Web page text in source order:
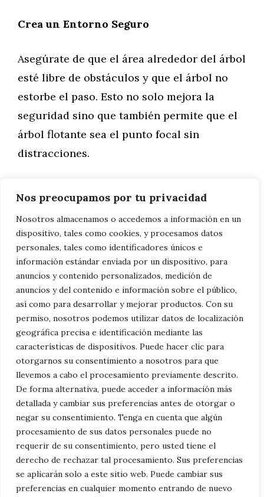
Nos preocupamos por tu privacidad
Nosotros almacenamos o accedemos a información en un
dispositivo, tales como cookies, y procesamos datos
personales, tales como identificadores únicos e
información estándar enviada por un dispositivo, para
anuncios y contenido personalizados, medición de
anuncios y del contenido e información sobre el público,
así como para desarrollar y mejorar productos. Con su
permiso, nosotros podemos utilizar datos de localización
geográfica precisa e identificación mediante las
características de dispositivos. Puede hacer clic para
otorgarnos su consentimiento a nosotros para que
llevemos a cabo el procesamiento previamente descrito.
De forma alternativa, puede acceder a información más
detallada y cambiar sus preferencias antes de otorgar o
negar su consentimiento. Tenga en cuenta que algún
procesamiento de sus datos personales puede no
requerir de su consentimiento, pero usted tiene el
derecho de rechazar tal procesamiento. Sus preferencias
se aplicarán solo a este sitio web. Puede cambiar sus
preferencias en cualquier momento entrando de nuevo
Crea un Entorno Seguro
Asegúrate de que el área alrededor del árbol
esté libre de obstáculos y que el árbol no
estorbe el paso. Esto no solo mejora la
seguridad sino que también permite que el
árbol flotante sea el punto focal sin
distracciones.
forma fantástica de impresionar a tus
invitados y dar un giro moderno a la
tradicional decoración navideña. Con un
poco de creatividad y habilidad técnica,
puedes transformar un simple árbol en una
obra de arte flotante que enriquecerá el
ambiente festivo de tu hogar. ¿Quieres
imágenes dearbolito de Navidad para
colorear?
Categorías
Familia , General
Árboles de Navidad Colgantes: Elegancia
y Modernidad para Espacios Reducidos
Árboles de Navidad Colaborativos:
Fomentando la Unión y Creatividad en
Escuelas y Empresas